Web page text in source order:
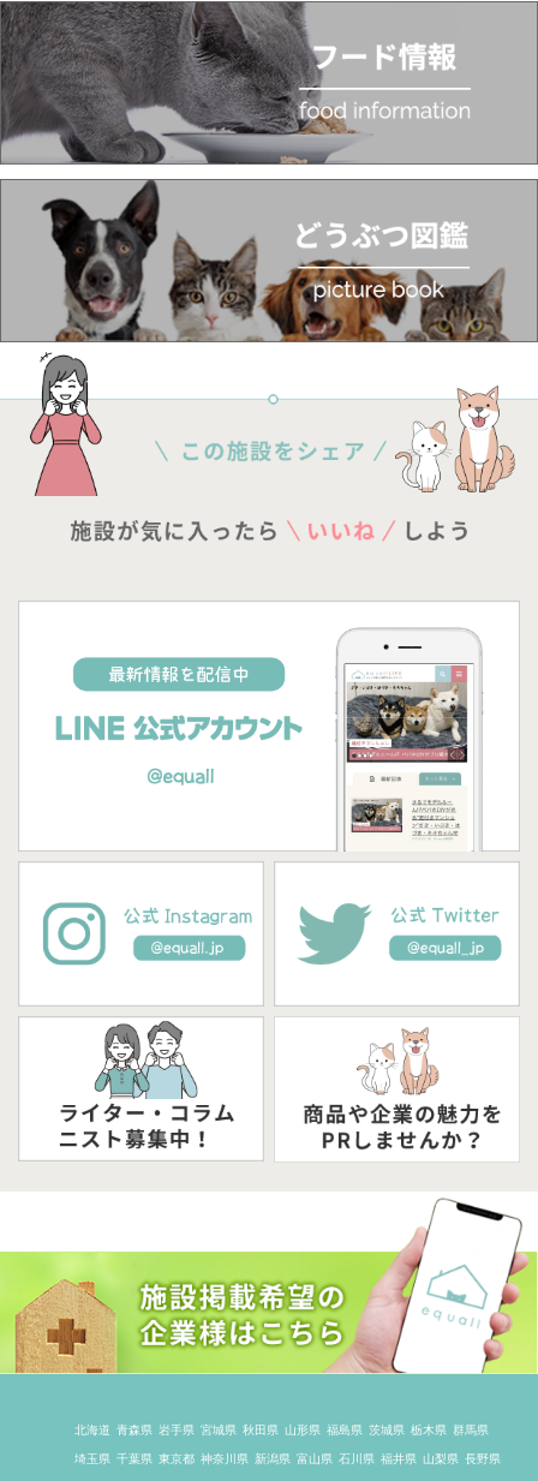
北海道 青森県 岩手県 宮城県 秋田県 山形県 福島県 茨城県 栃木県 群馬県
埼玉県 千葉県 東京都 神奈川県 新潟県 富山県 石川県 福井県 山梨県 長野県